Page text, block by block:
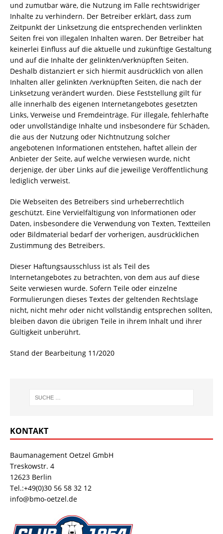
und zumutbar wäre, die Nutzung im Falle rechtswidriger
Inhalte zu verhindern. Der Betreiber erklärt, dass zum
Zeitpunkt der Linksetzung die entsprechenden verlinkten
Seiten frei von illegalen Inhalten waren. Der Betreiber hat
keinerlei Einfluss auf die aktuelle und zukünftige Gestaltung
und auf die Inhalte der gelinkten/verknüpften Seiten.
Deshalb distanziert er sich hiermit ausdrücklich von allen
Inhalten aller gelinkten /verknüpften Seiten, die nach der
Linksetzung verändert wurden. Diese Feststellung gilt für
alle innerhalb des eigenen Internetangebotes gesetzten
Links, Verweise und Fremdeinträge. Für illegale, fehlerhafte
oder unvollständige Inhalte und insbesondere für Schäden,
die aus der Nutzung oder Nichtnutzung solcher
angebotenen Informationen entstehen, haftet allein der
Anbieter der Seite, auf welche verwiesen wurde, nicht
derjenige, der über Links auf die jeweilige Veröffentlichung
lediglich verweist.
Die Webseiten des Betreibers sind urheberrechtlich
geschützt. Eine Vervielfältigung von Informationen oder
Daten, insbesondere die Verwendung von Texten, Textteilen
oder Bildmaterial bedarf der vorherigen, ausdrücklichen
Zustimmung des Betreibers.
Dieser Haftungsausschluss ist als Teil des
Internetangebotes zu betrachten, von dem aus auf diese
Seite verwiesen wurde. Sofern Teile oder einzelne
Formulierungen dieses Textes der geltenden Rechtslage
nicht, nicht mehr oder nicht vollständig entsprechen sollten,
bleiben davon die übrigen Teile in ihrem Inhalt und ihrer
Gültigkeit unberührt.
Stand der Bearbeitung 11/2020
KONTAKT
Baumanagement Oetzel GmbH
Treskowstr. 4
12623 Berlin
Tel.:+49(0)30 56 58 32 12
info@bmo-oetzel.de